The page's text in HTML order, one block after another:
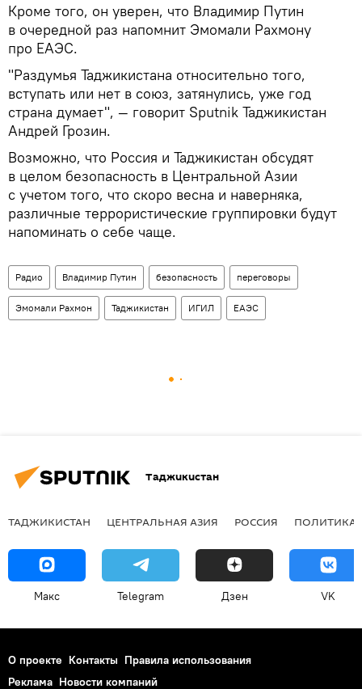
Кроме того, он уверен, что Владимир Путин
в очередной раз напомнит Эмомали Рахмону
про ЕАЭС.
"Раздумья Таджикистана относительно того,
вступать или нет в союз, затянулись, уже год
страна думает", — говорит Sputnik Таджикистан
Андрей Грозин.
Возможно, что Россия и Таджикистан обсудят
в целом безопасность в Центральной Азии
с учетом того, что скоро весна и наверняка,
различные террористические группировки будут
напоминать о себе чаще.
Радио Владимир Путин безопасность переговоры
Эмомали Рахмон Таджикистан ИГИЛ ЕАЭС
Таджикистан
ТАДЖИКИСТАН ЦЕНТРАЛЬНАЯ АЗИЯ РОССИЯ ПОЛИТИКА
Макс Telegram Дзен VK
О проекте Контакты Правила использования
Реклама Новости компаний